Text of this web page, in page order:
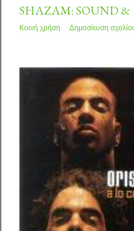
SHAZAM: SOUND &
Κοινή χρήση Δημοσίευση